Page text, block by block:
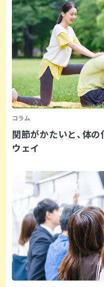
コラム
関節がかたいと、体
ウェイ